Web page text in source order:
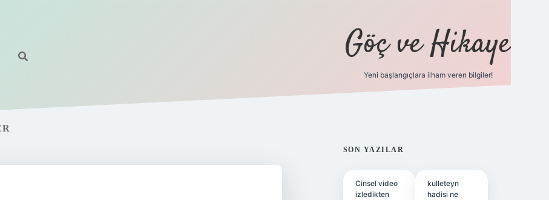
Göç ve Hikaye
Yeni başlangıçlara ilham veren bilgiler!
SIDEBAR
SON YAZILAR
Cinsel video
izledikten
kulleteyn
hadisi ne